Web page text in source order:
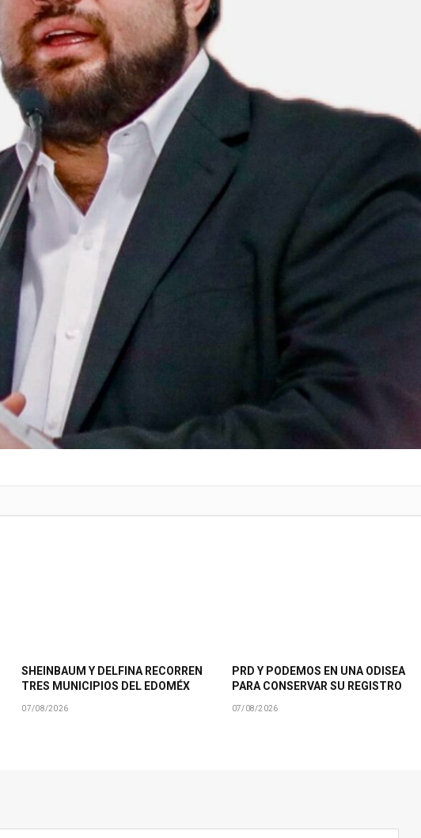
SHEINBAUM Y DELFINA RECORREN
TRES MUNICIPIOS DEL EDOMÉX
07/08/2026
PRD Y PODEMOS EN UNA ODISEA
PARA CONSERVAR SU REGISTRO
07/08/2026